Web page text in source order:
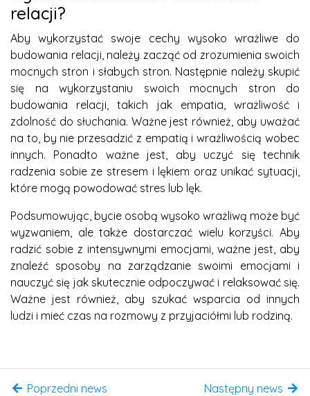
relacji?
Aby wykorzystać swoje cechy wysoko wrażliwe do
budowania relacji, należy zacząć od zrozumienia swoich
mocnych stron i słabych stron. Następnie należy skupić
się na wykorzystaniu swoich mocnych stron do
budowania relacji, takich jak empatia, wrażliwość i
zdolność do słuchania. Ważne jest również, aby uważać
na to, by nie przesadzić z empatią i wrażliwością wobec
innych. Ponadto ważne jest, aby uczyć się technik
radzenia sobie ze stresem i lękiem oraz unikać sytuacji,
które mogą powodować stres lub lęk.
Podsumowując, bycie osobą wysoko wrażliwą może być
wyzwaniem, ale także dostarczać wielu korzyści. Aby
radzić sobie z intensywnymi emocjami, ważne jest, aby
znaleźć sposoby na zarządzanie swoimi emocjami i
nauczyć się jak skutecznie odpoczywać i relaksować się.
Ważne jest również, aby szukać wsparcia od innych
ludzi i mieć czas na rozmowy z przyjaciółmi lub rodziną.
Poprzedni news
Następny news